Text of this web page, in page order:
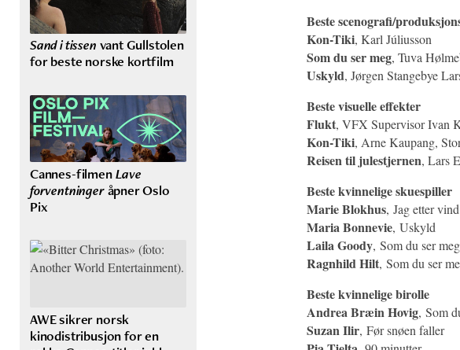
Beste scenografi/
Kon-Tiki, Karl Júliusson
Som du ser meg, Tuva
Uskyld, Jørgen Stangebye
Beste visuelle effekter
Flukt, VFX Supervisor Ivan
Kon-Tiki, Arne Kaupang,
Reisen til julestjernen, Lars
Beste kvinnelige skuespiller
Marie Blokhus, Jag etter vind
Maria Bonnevie, Uskyld
Laila Goody, Som du ser meg
Ragnhild Hilt, Som du ser
Beste kvinnelige birolle
Andrea Bræin Hovig, Som
Suzan Ilir, Før snøen faller
Sand i tissen vant Gullstolen
for beste norske kortfilm
Cannes-filmenLave
forventningeråpner Oslo
Pix
AWE sikrer norsk
kinodistribusjon for en